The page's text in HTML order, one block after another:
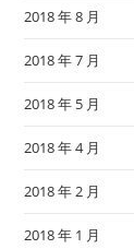
2018 年 8 月
2018 年 7 月
2018 年 5 月
2018 年 4 月
2018 年 2 月
2018 年 1 月